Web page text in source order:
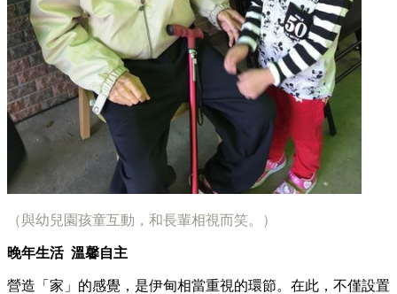
（與幼兒園孩童互動，和長輩相視而笑。）
晚年生活 溫馨自主
營造「家」的感覺，是伊甸相當重視的環節。在此，不僅設置